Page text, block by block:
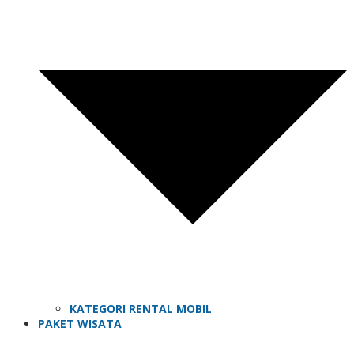
KATEGORI RENTAL MOBIL
PAKET WISATA